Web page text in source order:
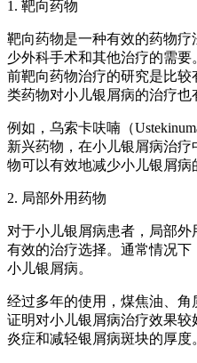
1. 靶向药物
靶向药物是一种有效的药物
少外科手术和其他治疗的需
前靶向药物治疗的研究是比
类药物对小儿银屑病的治疗也
例如，乌索卡呋喃（
新兴药物，在小儿银屑病治
物可以有效地减少小儿银屑病
2. 局部外用药物
对于小儿银屑病患者，局部外
有效的治疗选择。通常情况
小儿银屑病。
经过多年的使用，煤焦油、
证明对小儿银屑病治疗效果
炎症和减轻银屑病斑块的厚度